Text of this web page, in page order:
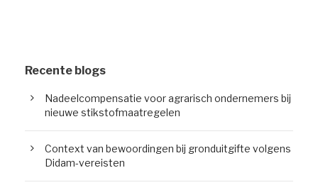
Recente blogs
Nadeelcompensatie voor agrarisch ondernemers bij
nieuwe stikstofmaatregelen
Context van bewoordingen bij gronduitgifte volgens
Didam-vereisten